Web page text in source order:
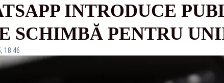
INTRODUCE
SCHIMBĂ PENTRU
18:46